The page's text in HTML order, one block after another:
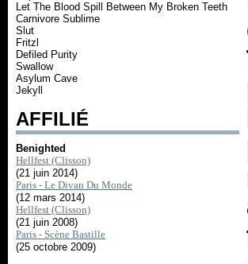
Let The Blood Spill Between My Broken Teeth
Carnivore Sublime
Slut
Fritzl
Defiled Purity
Swallow
Asylum Cave
Jekyll
AFFILIÉ
Benighted
Hellfest (Clisson)
(21 juin 2014)
Paris - Le Divan Du Monde
(12 mars 2014)
Hellfest (Clisson)
(21 juin 2008)
Paris - Scène Bastille
(25 octobre 2009)